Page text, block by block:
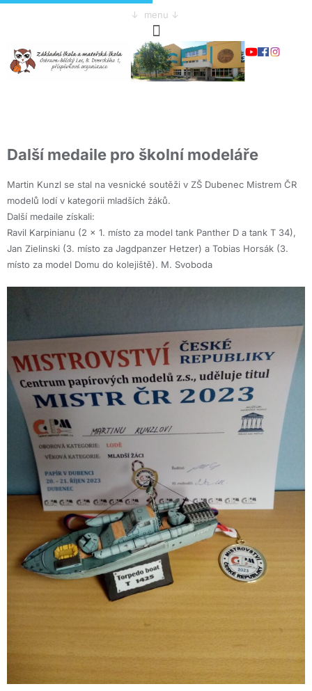
↓ menu ↓
Další medaile pro školní modeláře
Martin Kunzl se stal na vesnické soutěži v ZŠ Dubenec Mistrem ČR
modelů lodí v kategorii mladších žáků.
Další medaile získali:
Ravil Karpinianu (2 x 1. místo za model tank Panther D a tank T 34),
Jan Zielinski (3. místo za Jagdpanzer Hetzer) a Tobias Horsák (3.
místo za model Domu do kolejiště). M. Svoboda